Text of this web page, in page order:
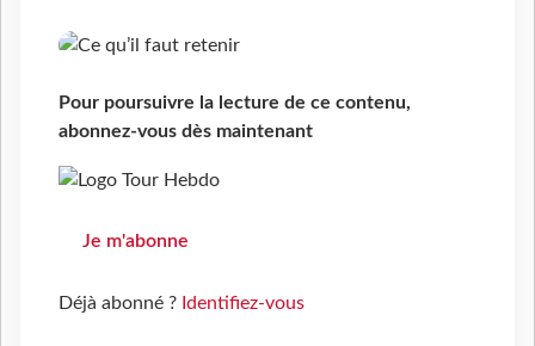
Pour poursuivre la lecture de ce contenu,
abonnez-vous dès maintenant
Je m'abonne
Déjà abonné ? Identifiez-vous